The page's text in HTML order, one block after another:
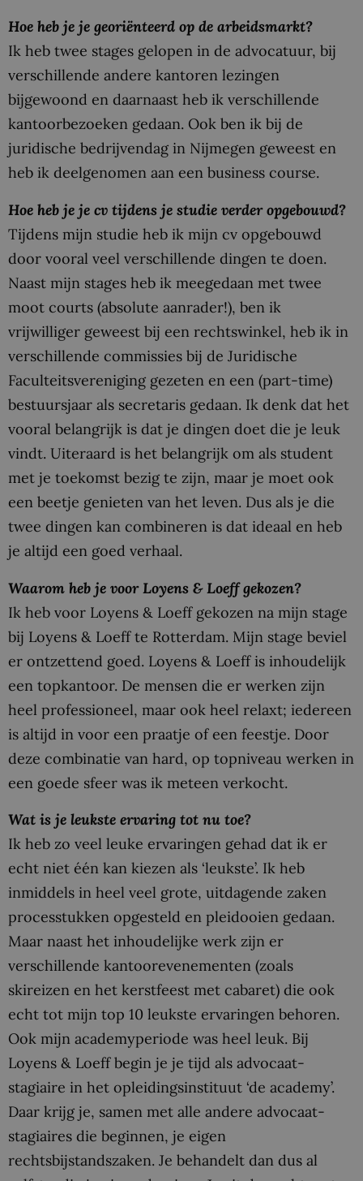
Hoe heb je je georiënteerd op de arbeidsmarkt?
Ik heb twee stages gelopen in de advocatuur, bij
verschillende andere kantoren lezingen
bijgewoond en daarnaast heb ik verschillende
kantoorbezoeken gedaan. Ook ben ik bij de
juridische bedrijvendag in Nijmegen geweest en
heb ik deelgenomen aan een business course.
Hoe heb je je cv tijdens je studie verder opgebouwd?
Tijdens mijn studie heb ik mijn cv opgebouwd
door vooral veel verschillende dingen te doen.
Naast mijn stages heb ik meegedaan met twee
moot courts (absolute aanrader!), ben ik
vrijwilliger geweest bij een rechtswinkel, heb ik in
verschillende commissies bij de Juridische
Faculteitsvereniging gezeten en een (part-time)
bestuursjaar als secretaris gedaan. Ik denk dat het
vooral belangrijk is dat je dingen doet die je leuk
vindt. Uiteraard is het belangrijk om als student
met je toekomst bezig te zijn, maar je moet ook
een beetje genieten van het leven. Dus als je die
twee dingen kan combineren is dat ideaal en heb
je altijd een goed verhaal.
Waarom heb je voor Loyens & Loeff gekozen?
Ik heb voor Loyens & Loeff gekozen na mijn stage
bij Loyens & Loeff te Rotterdam. Mijn stage beviel
er ontzettend goed. Loyens & Loeff is inhoudelijk
een topkantoor. De mensen die er werken zijn
heel professioneel, maar ook heel relaxt; iedereen
is altijd in voor een praatje of een feestje. Door
deze combinatie van hard, op topniveau werken in
een goede sfeer was ik meteen verkocht.
Wat is je leukste ervaring tot nu toe?
Ik heb zo veel leuke ervaringen gehad dat ik er
echt niet één kan kiezen als ‘leukste’. Ik heb
inmiddels in heel veel grote, uitdagende zaken
processtukken opgesteld en pleidooien gedaan.
Maar naast het inhoudelijke werk zijn er
verschillende kantoorevenementen (zoals
skireizen en het kerstfeest met cabaret) die ook
echt tot mijn top 10 leukste ervaringen behoren.
Ook mijn academyperiode was heel leuk. Bij
Loyens & Loeff begin je je tijd als advocaat-
stagiaire in het opleidingsinstituut ‘de academy’.
Daar krijg je, samen met alle andere advocaat-
stagiaires die beginnen, je eigen
rechtsbijstandszaken. Je behandelt dan dus al